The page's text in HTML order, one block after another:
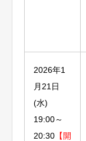
2026年1
月21日
(水)
19:00～
20:30 【開